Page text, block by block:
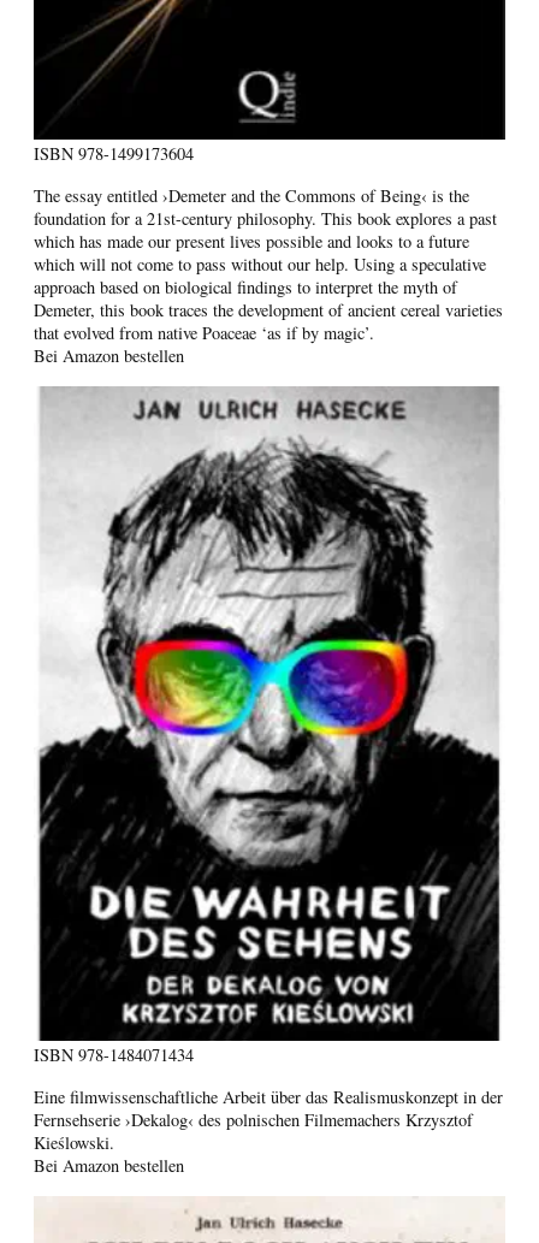
ISBN 978-1499173604
The essay entitled ›Demeter and the Commons of Being‹ is the
foundation for a 21st-century philosophy. This book explores a past
which has made our present lives possible and looks to a future
which will not come to pass without our help. Using a speculative
approach based on biological findings to interpret the myth of
Demeter, this book traces the development of ancient cereal varieties
that evolved from native Poaceae ‘as if by magic’.
Bei Amazon bestellen
ISBN 978-1484071434
Eine filmwissenschaftliche Arbeit über das Realismuskonzept in der
Fernsehserie ›Dekalog‹ des polnischen Filmemachers Krzysztof
Kieślowski.
Bei Amazon bestellen